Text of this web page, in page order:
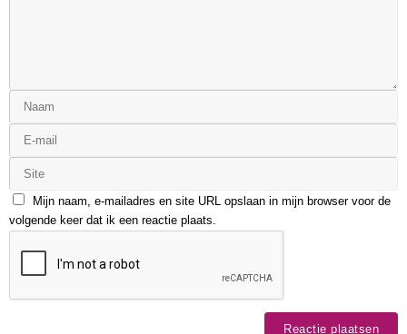
Mijn naam, e-mailadres en site URL opslaan in mijn browser voor de
volgende keer dat ik een reactie plaats.